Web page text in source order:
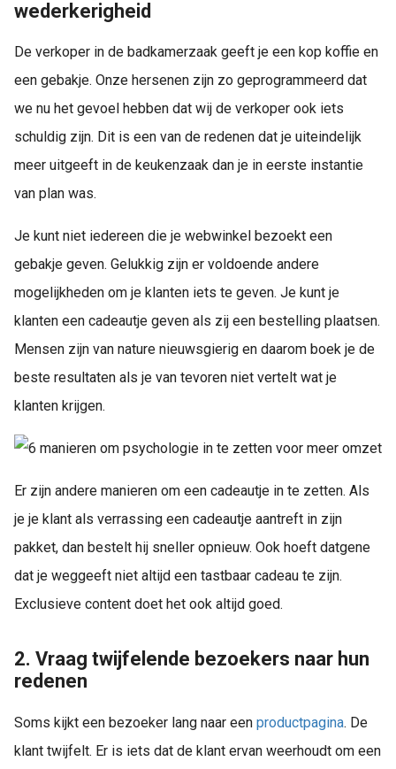
wederkerigheid
De verkoper in de badkamerzaak geeft je een kop koffie en
een gebakje. Onze hersenen zijn zo geprogrammeerd dat
we nu het gevoel hebben dat wij de verkoper ook iets
schuldig zijn. Dit is een van de redenen dat je uiteindelijk
meer uitgeeft in de keukenzaak dan je in eerste instantie
van plan was.
Je kunt niet iedereen die je webwinkel bezoekt een
gebakje geven. Gelukkig zijn er voldoende andere
mogelijkheden om je klanten iets te geven. Je kunt je
klanten een cadeautje geven als zij een bestelling plaatsen.
Mensen zijn van nature nieuwsgierig en daarom boek je de
beste resultaten als je van tevoren niet vertelt wat je
klanten krijgen.
Er zijn andere manieren om een cadeautje in te zetten. Als
je je klant als verrassing een cadeautje aantreft in zijn
pakket, dan bestelt hij sneller opnieuw. Ook hoeft datgene
dat je weggeeft niet altijd een tastbaar cadeau te zijn.
Exclusieve content doet het ook altijd goed.
2. Vraag twijfelende bezoekers naar hun
redenen
Soms kijkt een bezoeker lang naar een productpagina. De
klant twijfelt. Er is iets dat de klant ervan weerhoudt om een